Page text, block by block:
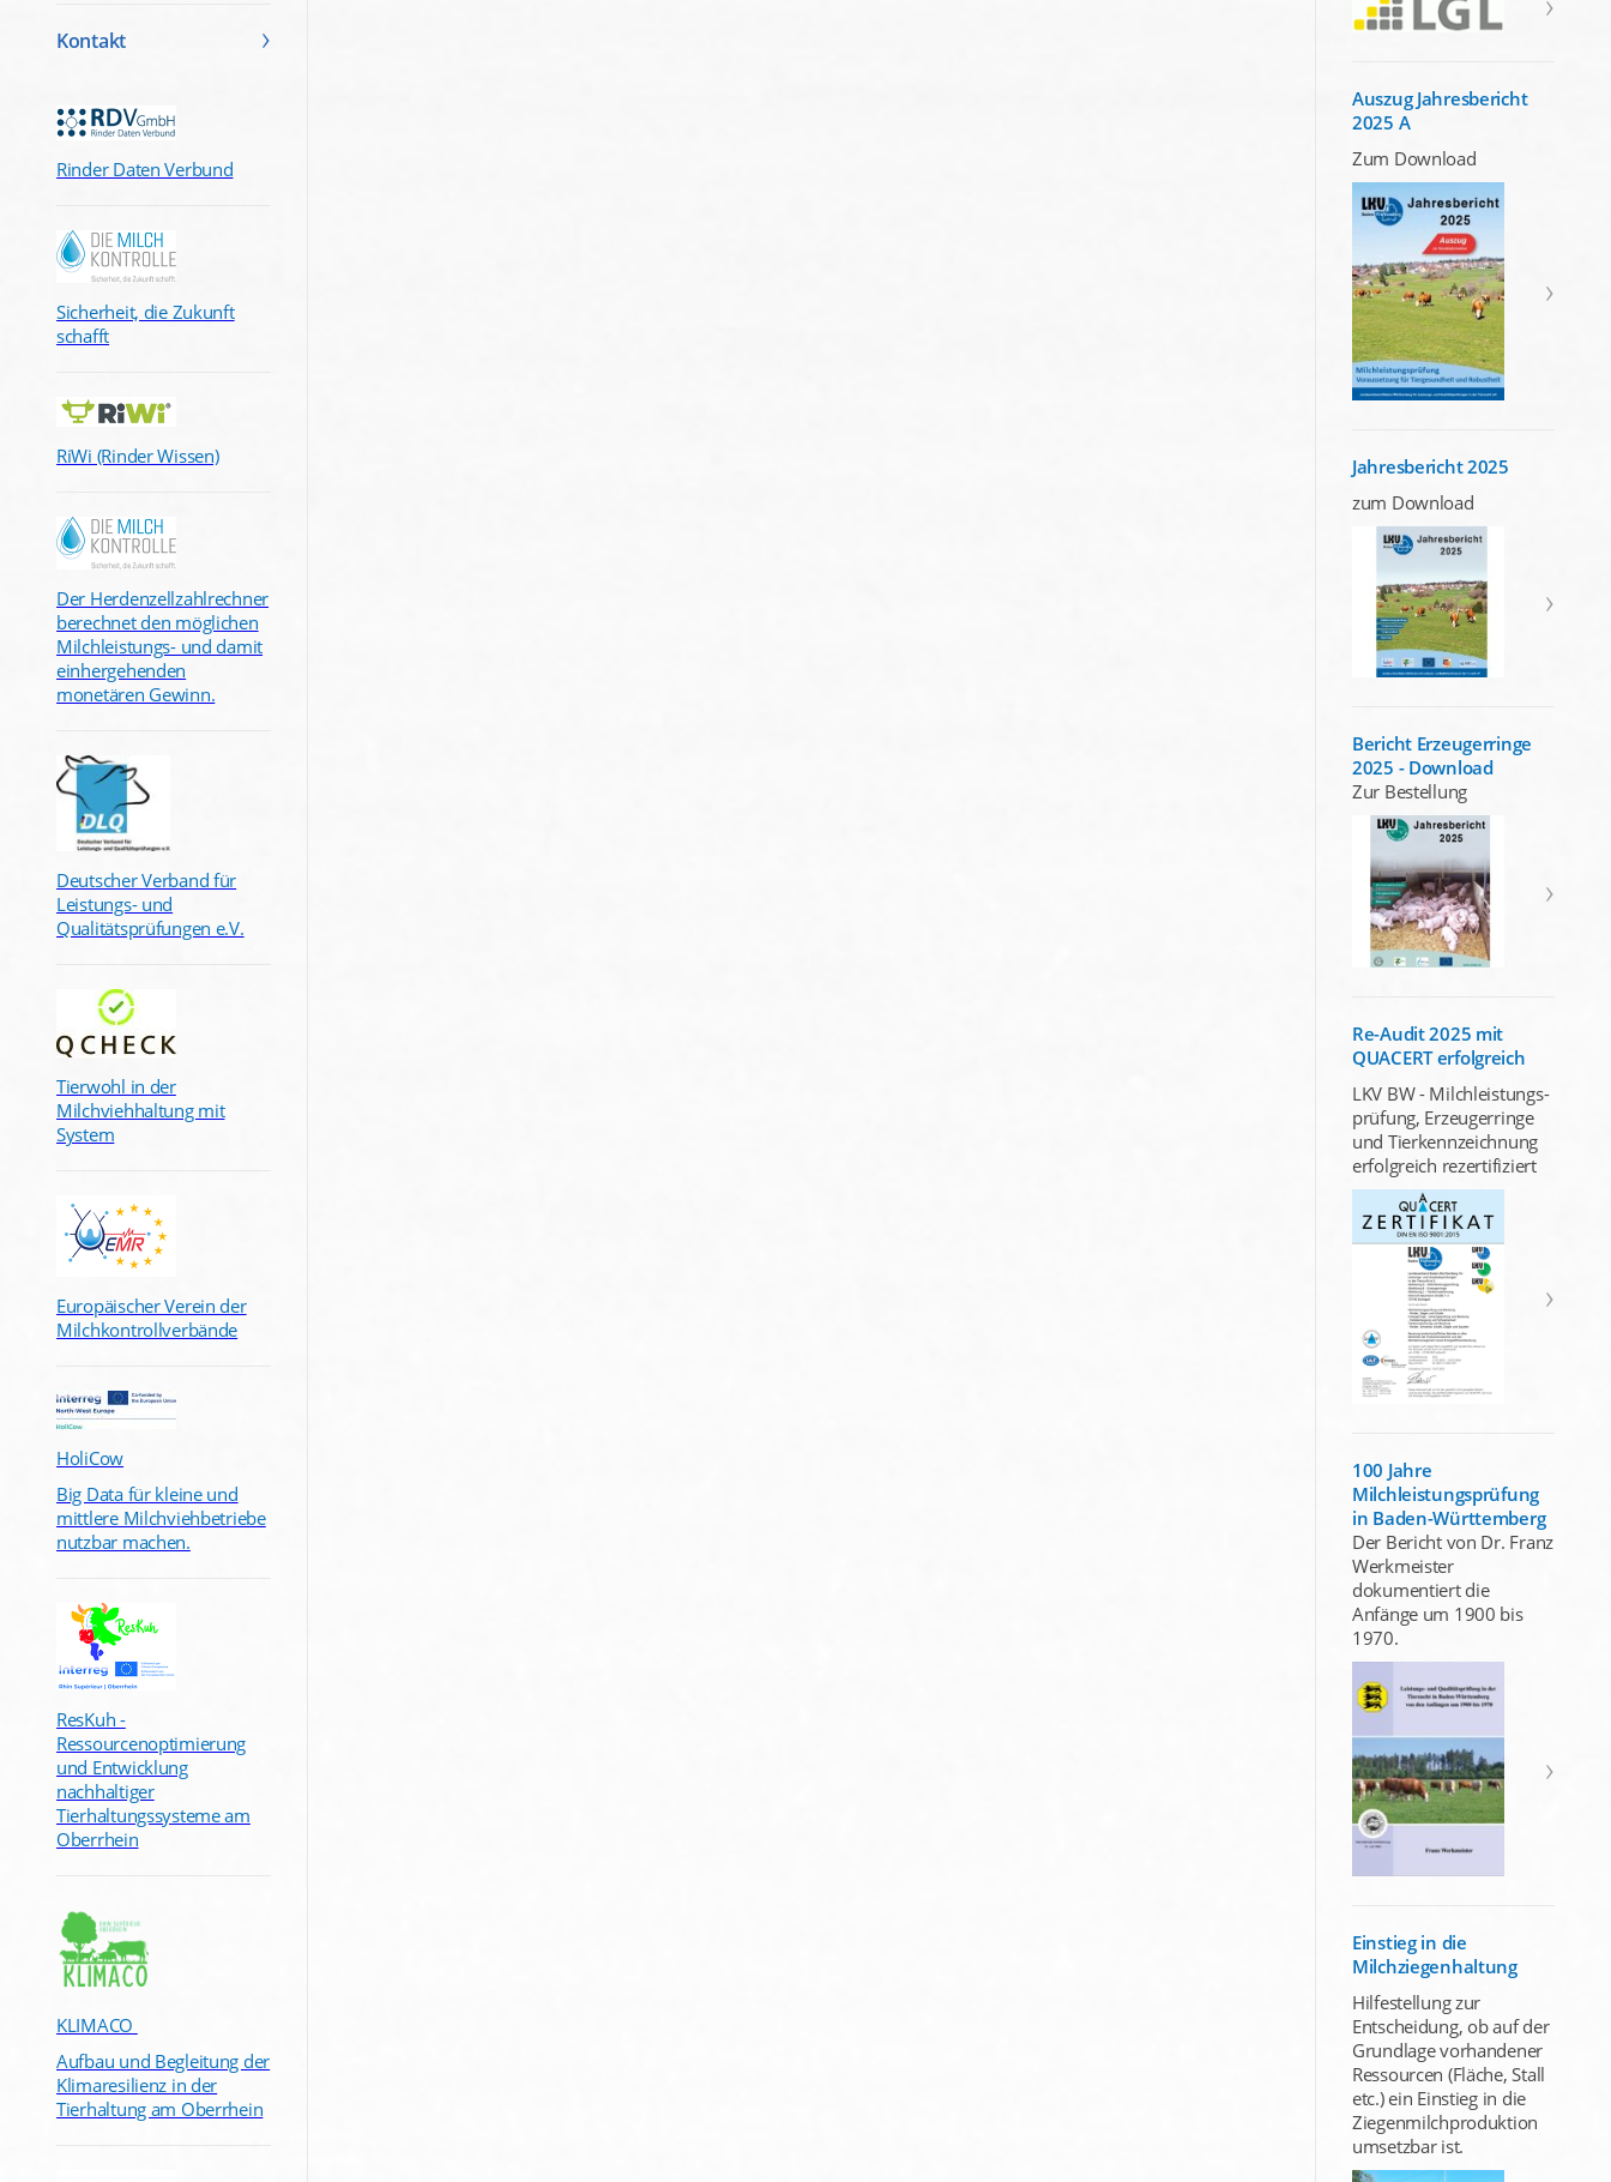
Kontakt
Rinder Daten Verbund
Sicherheit, die Zukunft
schafft
RiWi (Rinder Wissen)
Der Herdenzellzahlrechner
berechnet den möglichen
Milchleistungs- und damit
einhergehenden
monetären Gewinn.
Deutscher Verband für
Leistungs- und
Qualitätsprüfungen e.V.
Tierwohl in der
Milchviehhaltung mit
System
Europäischer Verein der
Milchkontrollverbände
HoliCow
Big Data für kleine und
mittlere Milchviehbetriebe
nutzbar machen.
ResKuh -
Ressourcenoptimierung
und Entwicklung
nachhaltiger
Tierhaltungssysteme am
Oberrhein
KLIMACO
Aufbau und Begleitung der
Klimaresilienz in der
Tierhaltung am Oberrhein
Auszug Jahresbericht
2025 A
Zum Download
Jahresbericht 2025
zum Download
Bericht Erzeugerringe
2025 - Download
Zur Bestellung
Re-Audit 2025 mit
QUACERT erfolgreich
LKV BW - Milchleistungs-
prüfung, Erzeugerringe
und Tierkennzeichnung
erfolgreich rezertifiziert
100 Jahre
Milchleistungsprüfung
in Baden-Württemberg
Der Bericht von Dr. Franz
Werkmeister
dokumentiert die
Anfänge um 1900 bis
1970.
Einstieg in die
Milchziegenhaltung
Hilfestellung zur
Entscheidung, ob auf der
Grundlage vorhandener
Ressourcen (Fläche, Stall
etc.) ein Einstieg in die
Ziegenmilchproduktion
umsetzbar ist.